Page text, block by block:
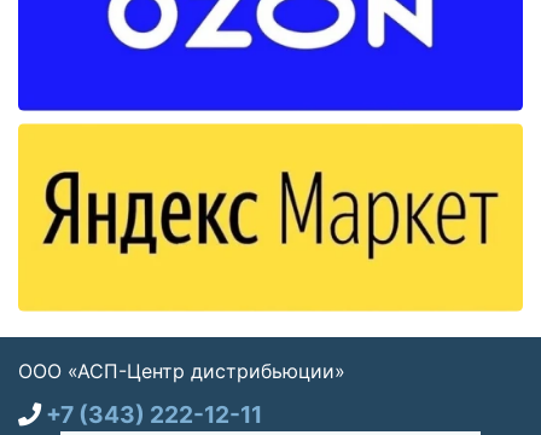
ООО «АСП-Центр дистрибьюции»
+7 (343) 222-12-11